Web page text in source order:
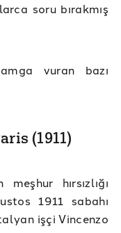
soru bırakmış
vuran bazı
(1911)
hırsızlığı
1911 sabahı
işçi Vincenzo